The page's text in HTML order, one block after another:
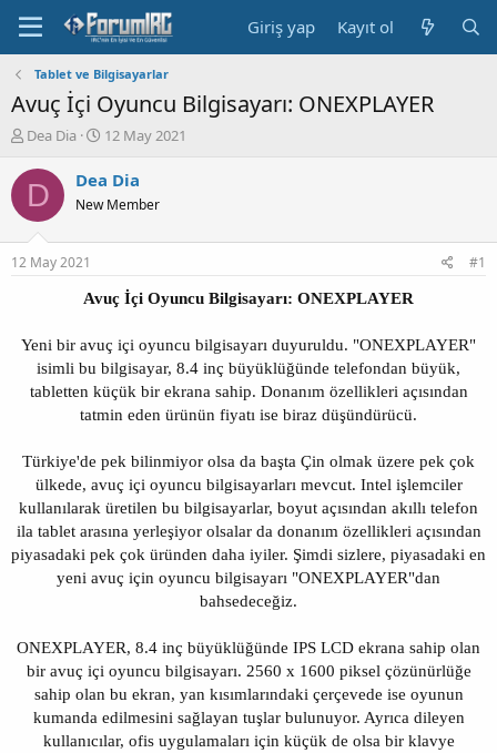
Giriş yap Kayıt ol
Tablet ve Bilgisayarlar
Avuç İçi Oyuncu Bilgisayarı: ONEXPLAYER
K
n
u
u
b
a
a
Dea Dia
B
ş
a
ç
r
i
h
i
12 May 2021
D Dea Dia
New Member
12 May 2021 #1
Avuç İçi Oyuncu Bilgisayarı: ONEXPLAYER
Yeni bir avuç içi oyuncu bilgisayarı duyuruldu. "ONEXPLAYER"
isimli bu bilgisayar, 8.4 inç büyüklüğünde telefondan büyük,
tabletten küçük bir ekrana sahip. Donanım özellikleri açısından
tatmin eden ürünün fiyatı ise biraz düşündürücü.
Türkiye'de pek bilinmiyor olsa da başta Çin olmak üzere pek çok
ülkede, avuç içi oyuncu bilgisayarları mevcut. Intel işlemciler
kullanılarak üretilen bu bilgisayarlar, boyut açısından akıllı telefon
ila tablet arasına yerleşiyor olsalar da donanım özellikleri açısından
piyasadaki pek çok üründen daha iyiler. Şimdi sizlere, piyasadaki en
yeni avuç için oyuncu bilgisayarı "ONEXPLAYER"dan
bahsedeceğiz.
ONEXPLAYER, 8.4 inç büyüklüğünde IPS LCD ekrana sahip olan
bir avuç içi oyuncu bilgisayarı. 2560 x 1600 piksel çözünürlüğe
sahip olan bu ekran, yan kısımlarındaki çerçevede ise oyunun
kumanda edilmesini sağlayan tuşlar bulunuyor. Ayrıca dileyen
kullanıcılar, ofis uygulamaları için küçük de olsa bir klavye